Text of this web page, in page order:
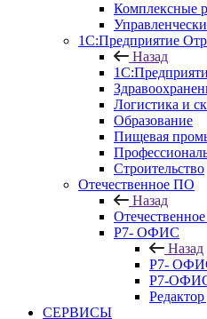
Комплексные
1С:Предприятие
Назад
Логистика и
Образование
Пищевая
Строительство
Отечественное ПО
Назад
Р7- ОФИС
Назад
Р7-
Р7-
СЕРВИСЫ